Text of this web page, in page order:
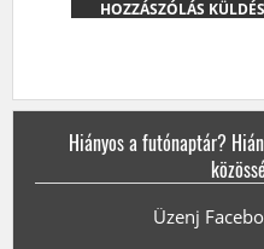
Hiányos a futónaptár?
Üzenj